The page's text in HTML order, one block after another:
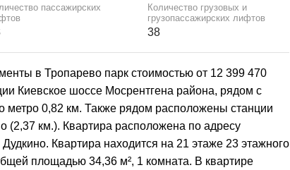
пассажирских
Количество грузовых и
грузопассажирских лифтов
38
в Тропарево парк стоимостью от 12 399 470
Киевское шоссе Мосрентгена района, рядом с
метро 0,82 км. Также рядом расположены станции
(2,37 км.). Квартира расположена по адресу
Квартира находится на 21 этаже 23 этажного
площадью 34,36 м², 1 комната. В квартире